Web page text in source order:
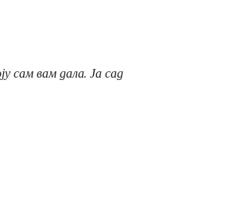
сам вам дала. Ја сад